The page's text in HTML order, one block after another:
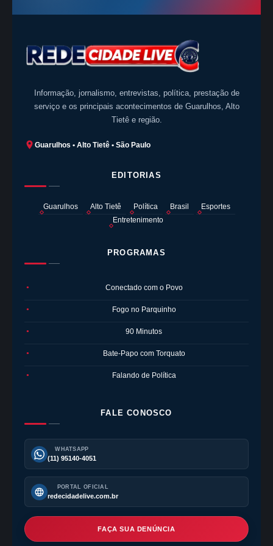
Informação, jornalismo, entrevistas, política, prestação de
serviço e os principais acontecimentos de Guarulhos, Alto
Tietê e região.
Guarulhos • Alto Tietê • São Paulo
EDITORIAS
Guarulhos Alto Tietê Política Brasil
Esportes
Entretenimento
PROGRAMAS
● Conectado com o Povo
● Fogo no Parquinho
● 90 Minutos
● Bate-Papo com Torquato
● Falando de Política
FALE CONOSCO
WHATSAPP
(11) 95140-4051
PORTAL OFICIAL
redecidadelive.com.br
FAÇA SUA DENÚNCIA